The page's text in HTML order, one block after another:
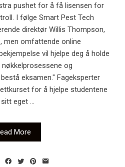
pushet for å få lisensen for
I følge Smart Pest Tech
direktør Willis Thompson,
men omfattende online
vil hjelpe deg å holde
og
eksamen." Fageksperter
for å hjelpe studentene
eget ...
More